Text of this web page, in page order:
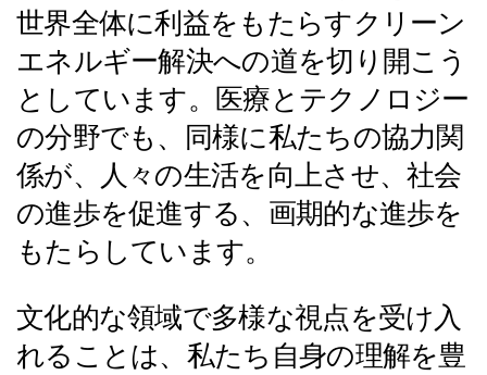
世界全体に利益をもたらすクリーン
エネルギー解決への道を切り開こう
としています。医療とテクノロジー
の分野でも、同様に私たちの協力関
係が、人々の生活を向上させ、社会
の進歩を促進する、画期的な進歩を
もたらしています。
文化的な領域で多様な視点を受け入
れることは、私たち自身の理解を豊